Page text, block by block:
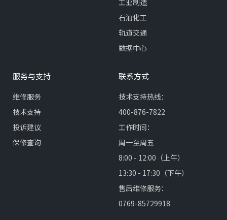
石油化工
轨道交通
数据中心
服务与支持
维修服务
技术支持
投诉建议
保修查询
联系方式
技术支持热线：
400-876-7822
工作时间：
周一至周五
8:00 - 12:00（上午）
13:30 - 17:30（下午）
售后维修服务：
0769-85729918